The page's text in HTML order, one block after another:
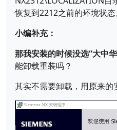
恢复到2212之前的环境状态
小编补充：
那我安装的时候没选“大中
能卸载重装吗？
其实不需要卸载，用原来的